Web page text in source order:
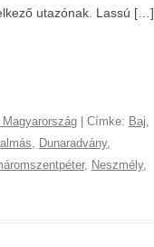
utazónak. Lassú […]
Magyarország | Címke: Baj,
, Dunaradvány,
, Neszmély,